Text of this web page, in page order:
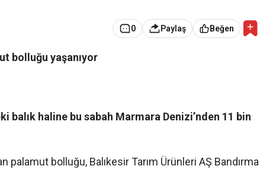
0 Paylaş Beğen
bolluğu yaşanıyor
balık haline bu sabah Marmara Denizi’nden 11 bin
palamut bolluğu, Balıkesir Tarım Ürünleri AŞ Bandırma